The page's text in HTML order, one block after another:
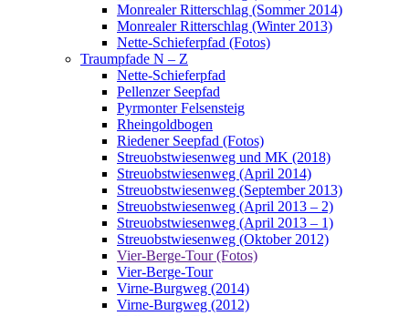
Monrealer Ritterschlag (Sommer 2014)
Monrealer Ritterschlag (Winter 2013)
Nette-Schieferpfad (Fotos)
Traumpfade N – Z
Nette-Schieferpfad
Pellenzer Seepfad
Pyrmonter Felsensteig
Rheingoldbogen
Riedener Seepfad (Fotos)
Streuobstwiesenweg und MK (2018)
Streuobstwiesenweg (April 2014)
Streuobstwiesenweg (September 2013)
Streuobstwiesenweg (April 2013 – 2)
Streuobstwiesenweg (April 2013 – 1)
Streuobstwiesenweg (Oktober 2012)
Vier-Berge-Tour (Fotos)
Vier-Berge-Tour
Virne-Burgweg (2014)
Virne-Burgweg (2012)